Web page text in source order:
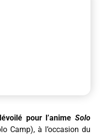
pour l’anime Solo
Camp), à l’occasion du